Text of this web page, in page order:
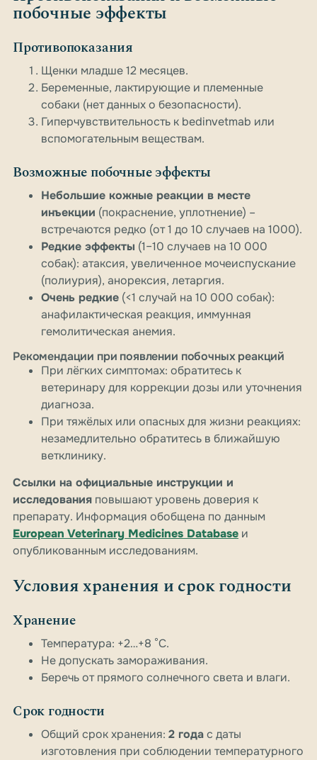
побочные эффекты
Противопоказания
Щенки младше 12 месяцев.
Беременные, лактирующие и племенные
собаки (нет данных о безопасности).
Гиперчувствительность к bedinvetmab или
вспомогательным веществам.
Возможные побочные эффекты
Небольшие кожные реакции в месте
инъекции (покраснение, уплотнение) –
встречаются редко (от 1 до 10 случаев на 1000).
Редкие эффекты (1–10 случаев на 10 000
собак): атаксия, увеличенное мочеиспускание
(полиурия), анорексия, летаргия.
Очень редкие (<1 случай на 10 000 собак):
анафилактическая реакция, иммунная
гемолитическая анемия.
Рекомендации при появлении побочных реакций
При лёгких симптомах: обратитесь к
ветеринару для коррекции дозы или уточнения
диагноза.
При тяжёлых или опасных для жизни реакциях:
незамедлительно обратитесь в ближайшую
ветклинику.
Ссылки на официальные инструкции и
исследования повышают уровень доверия к
препарату. Информация обобщена по данным
European Veterinary Medicines Database и
опубликованным исследованиям.
Условия хранения и срок годности
Хранение
Температура: +2…+8 °C.
Не допускать замораживания.
Беречь от прямого солнечного света и влаги.
Срок годности
Общий срок хранения: 2 годас даты
изготовления при соблюдении температурного